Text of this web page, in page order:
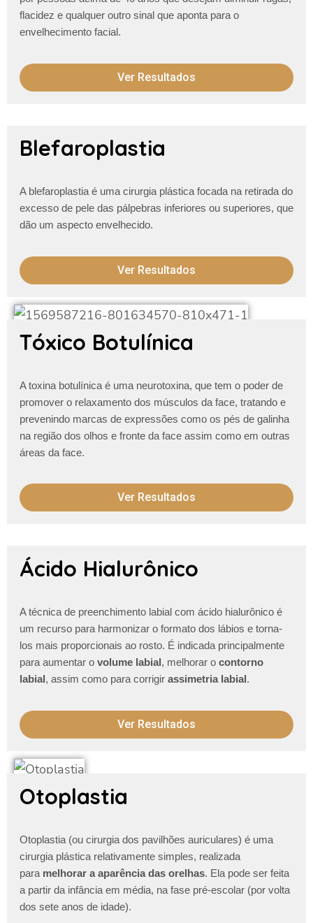
flacidez e qualquer outro sinal que aponta para o
envelhecimento facial.
Ver Resultados
Blefaroplastia
A blefaroplastia é uma cirurgia plástica focada na retirada do
excesso de pele das pálpebras inferiores ou superiores, que
dão um aspecto envelhecido.
Ver Resultados
Tóxico Botulínica
A toxina botulínica é uma neurotoxina, que tem o poder de
promover o relaxamento dos músculos da face, tratando e
prevenindo marcas de expressões como os pés de galinha
na região dos olhos e fronte da face assim como em outras
áreas da face.
Ver Resultados
Ácido Hialurônico
A técnica de preenchimento labial com ácido hialurônico é
um recurso para harmonizar o formato dos lábios e torna-
los mais proporcionais ao rosto. É indicada principalmente
para aumentar o volume labial, melhorar o contorno
labial, assim como para corrigir assimetria labial.
Ver Resultados
Otoplastia
Otoplastia (ou cirurgia dos pavilhões auriculares) é uma
cirurgia plástica relativamente simples, realizada
para melhorar a aparência das orelhas. Ela pode ser feita
a partir da infância em média, na fase pré-escolar (por volta
dos sete anos de idade).